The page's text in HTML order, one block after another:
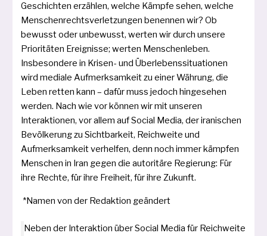
Geschichten erzäh­len, wel­che Kämpfe sehen, wel­che
Menschenrechtsverletzungen benen­nen wir? Ob
bewusst oder unbe­wusst, wer­ten wir durch unse­re
Prioritäten Ereignisse; wer­ten Menschenleben.
Insbesondere in Krisen- und Überlebenssituationen
wird media­le Aufmerksamkeit zu einer Währung, die
Leben ret­ten kann – dafür muss jedoch hin­ge­se­hen
wer­den. Nach wie vor kön­nen wir mit unse­ren
Interaktionen, vor allem auf Social Media, der ira­ni­schen
Bevölkerung zu Sichtbarkeit, Reichweite und
Aufmerksamkeit ver­hel­fen, denn noch immer kämp­fen
Menschen in Iran gegen die auto­ri­tä­re Regierung: Für
ihre Rechte, für ihre Freiheit, für ihre Zukunft.
*Namen von der Redaktion geändert
Neben der Interaktion über Social Media für Reichweite